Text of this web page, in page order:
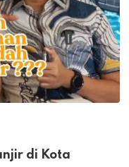
di Kota